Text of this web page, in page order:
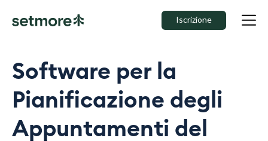
Iscrizione
Software per la
Pianificazione degli
Appuntamenti del